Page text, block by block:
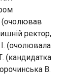
(очолював
ректор,
(очолювала
(кандидатка
В.